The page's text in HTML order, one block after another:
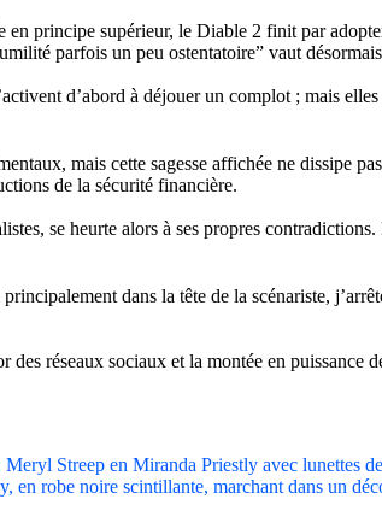
principe supérieur, le Diable 2 finit par
parfois un peu ostentatoire” vaut
d’abord à déjouer un complot ; mais
mais cette sagesse affichée ne dissipe
de la sécurité financière.
se heurte alors à ses propres
dans la tête de la scénariste,
réseaux sociaux et la montée en puissance